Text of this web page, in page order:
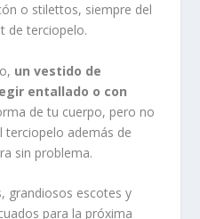
o stilettos, siempre del
de terciopelo.
un vestido de
entallado o con
de tu cuerpo, pero no
terciopelo además de
sin problema.
grandiosos escotes y
para la próxima